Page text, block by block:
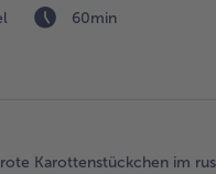
60min
Karottenstückchen im